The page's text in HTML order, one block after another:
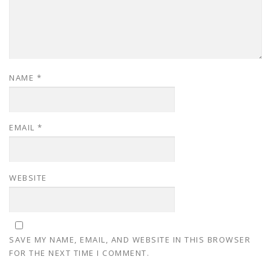
NAME *
EMAIL *
WEBSITE
SAVE MY NAME, EMAIL, AND WEBSITE IN THIS BROWSER
FOR THE NEXT TIME I COMMENT.